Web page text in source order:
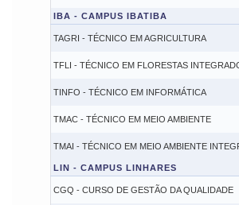
IBA - CAMPUS IBATIBA
TAGRI - TÉCNICO EM AGRICULTURA
TFLI - TÉCNICO EM FLORESTAS
TINFO - TÉCNICO EM INFORMÁTICA
TMAC - TÉCNICO EM MEIO AMBIENTE
TMAI - TÉCNICO EM MEIO AMBIENTE
LIN - CAMPUS LINHARES
CGQ - CURSO DE GESTÃO DA QUALIDADE